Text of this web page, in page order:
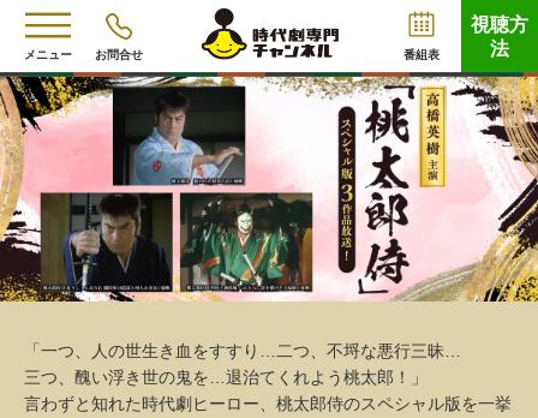
メニュー お問合せ 番組表
視聴方
法
「一つ、人の世生き血をすすり…二つ、不埒な悪行三昧…
三つ、醜い浮き世の鬼を…退治てくれよう桃太郎！」
言わずと知れた時代劇ヒーロー、桃太郎侍のスペシャル版を一挙